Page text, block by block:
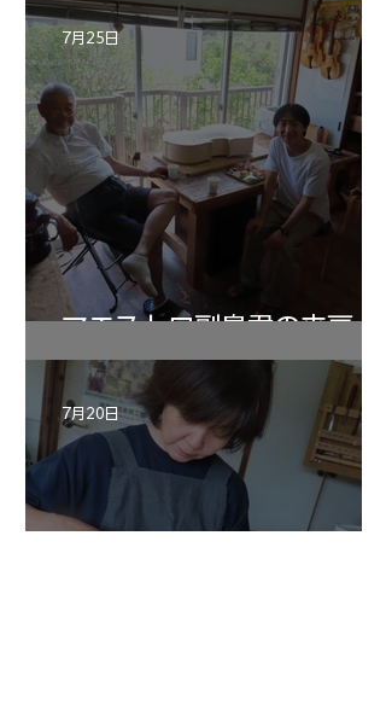
マエストロ副島君の来房
7月25日
7月20日